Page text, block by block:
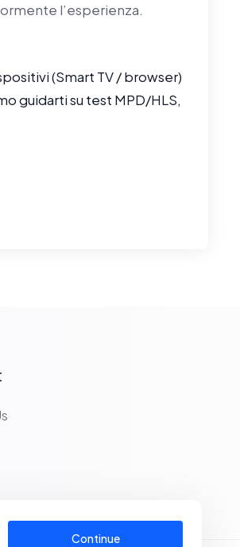
l’esperienza.
(Smart TV / browser)
guidarti su test MPD/HLS,
Continue